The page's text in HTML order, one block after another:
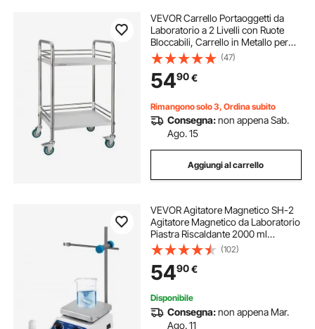
VEVOR Carrello Portaoggetti da
Laboratorio a 2 Livelli con Ruote
Bloccabili, Carrello in Metallo per
Servizio Medico, Vassoio per
Clinica, Vassoio di Stoccaggio
Mobile per Impieghi Gravosi
(47)
5490€
Rimangono solo 3, Ordina subito
Consegna:non appena Sab.
Ago. 15
Aggiungi al carrello
VEVOR Agitatore Magnetico SH-2
Agitatore Magnetico da Laboratorio
Piastra Riscaldante 2000 ml
Capacità di Miscelazione con
Piastra Riscaldante Miscelatore
Riscaldante Display Digitale
(102)
5490€
Disponibile
Consegna:non appena Mar.
Ago. 11